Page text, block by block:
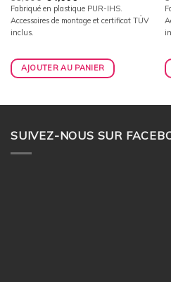
prix
initial
était :
prix
actuel
est :
Fabriqué en plastique PUR-IHS.
Accessoires de montage et certificat TÜV
inclus.
AJOUTER AU PANIER
SUIVEZ-NOUS SUR